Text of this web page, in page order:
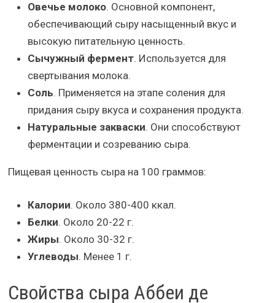
Овечье молоко. Основной компонент,
обеспечивающий сыру насыщенный вкус и
высокую питательную ценность.
Сычужный фермент. Используется для
свертывания молока.
Соль. Применяется на этапе соления для
придания сыру вкуса и сохранения продукта.
Натуральные закваски. Они способствуют
ферментации и созреванию сыра.
Пищевая ценность сыра на 100 граммов:
Калории. Около 380-400 ккал.
Белки. Около 20-22 г.
Жиры. Около 30-32 г.
Углеводы. Менее 1 г.
Свойства сыра Аббеи де